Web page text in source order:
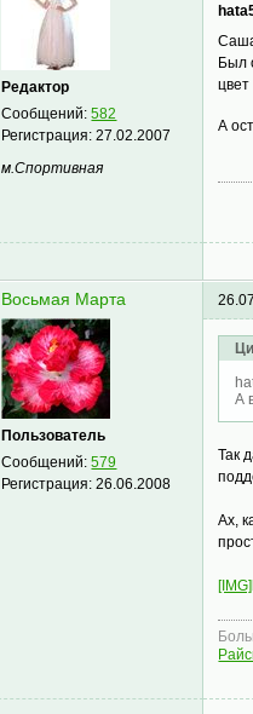
Редактор
Сообщений:582
Регистрация:27.02.2007
м.Спортивная
Был
А
Восьмая Марта
Пользователь
Сообщений:579
Регистрация:26.06.2008
А
Так
Ах,